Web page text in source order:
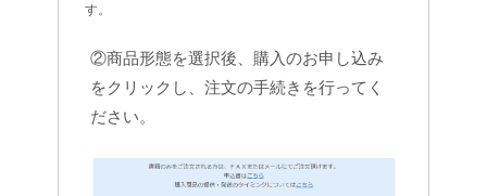
す。
②商品形態を選択後、購入のお申し込み
をクリックし、注文の手続きを行ってく
ださい。